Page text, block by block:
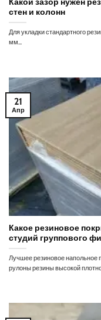
Какой зазор нужен
стен и колонн
Для укладки стандартного
мм...
Какое резиновое
студий группового
Лучшее резиновое напольное
рулоны резины высокой
21
Апр